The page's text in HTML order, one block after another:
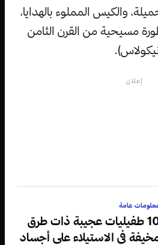
والكيس المملوء بالهدايا،
مسيحية من القرن الثامن
إعلان
عامة
10 طفيليات عجيبة ذات طرق
في الاستيلاء على أجساد